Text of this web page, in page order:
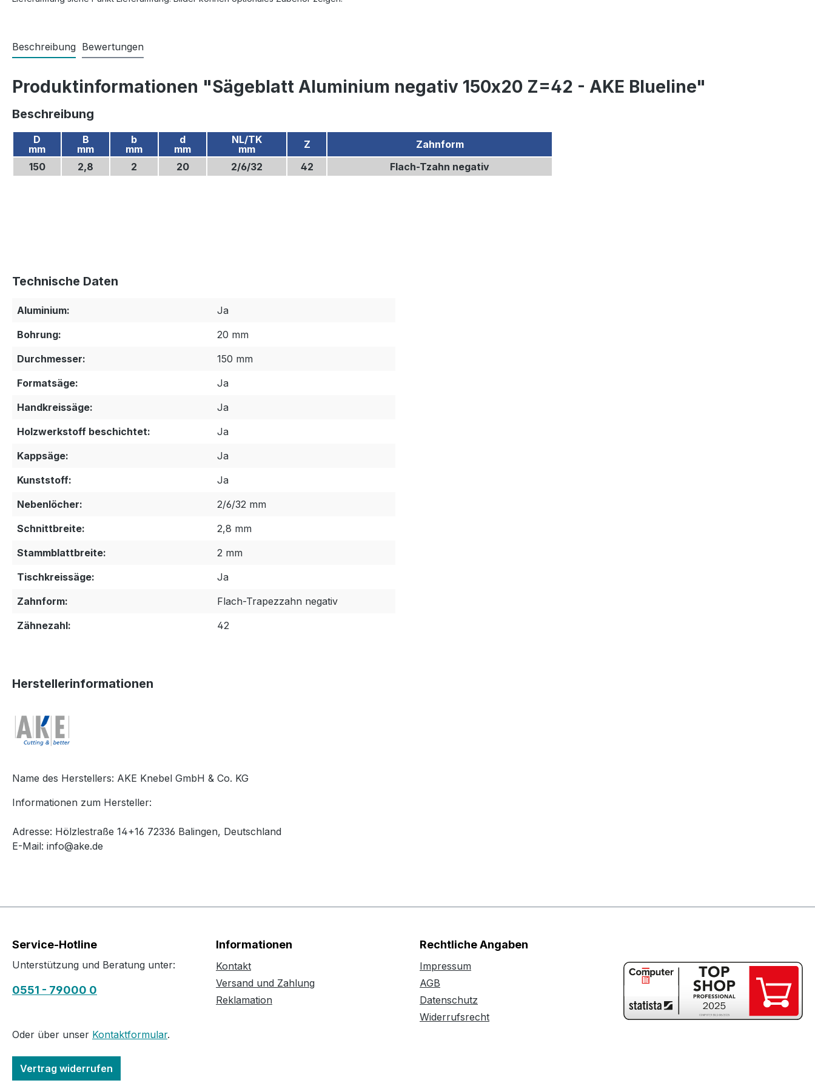
Beschreibung Bewertungen
Produktinformationen "Sägeblatt Aluminium negativ 150x20 Z=42 - AKE Blueline"
Beschreibung
D
mm
B
mm
b
mm
d
mm
NL/TK
mm
Z
Zahnform
150
2,8 2 20 2/6/32 42
Flach-Tzahn negativ
Technische Daten
Aluminium:
Ja
Bohrung:
20 mm
Durchmesser:
150 mm
Formatsäge:
Ja
Handkreissäge:
Ja
Holzwerkstoff beschichtet:
Ja
Kappsäge:
Ja
Kunststoff:
Ja
Nebenlöcher:
2/6/32 mm
Schnittbreite:
2,8 mm
Stammblattbreite:
2 mm
Tischkreissäge:
Ja
Zahnform:
Flach-Trapezzahn negativ
Zähnezahl:
42
Herstellerinformationen
Name des Herstellers: AKE Knebel GmbH & Co. KG
Informationen zum Hersteller:
Adresse: Hölzlestraße 14+16 72336 Balingen, Deutschland
E-Mail: info@ake.de
Service-Hotline
Unterstützung und Beratung unter:
0551 - 79000 0
Oder über unser Kontaktformular.
Vertrag widerrufen
Informationen
Kontakt
Versand und Zahlung
Reklamation
Rechtliche Angaben
Impressum
AGB
Datenschutz
Widerrufsrecht